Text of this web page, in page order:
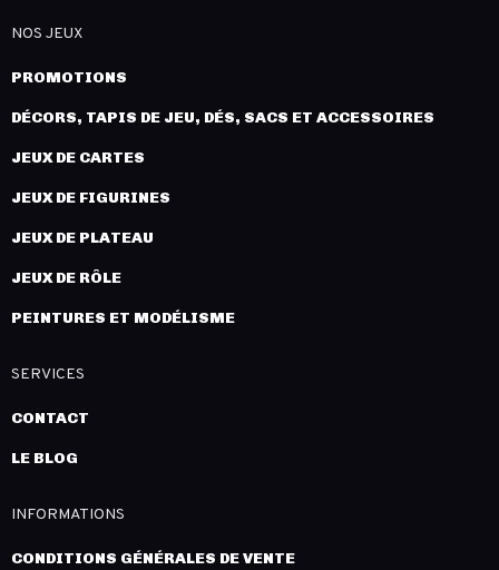
NOS JEUX
PROMOTIONS
DÉCORS, TAPIS DE JEU, DÉS, SACS ET ACCESSOIRES
JEUX DE CARTES
JEUX DE FIGURINES
JEUX DE PLATEAU
JEUX DE RÔLE
PEINTURES ET MODÉLISME
SERVICES
CONTACT
LE BLOG
INFORMATIONS
CONDITIONS GÉNÉRALES DE VENTE